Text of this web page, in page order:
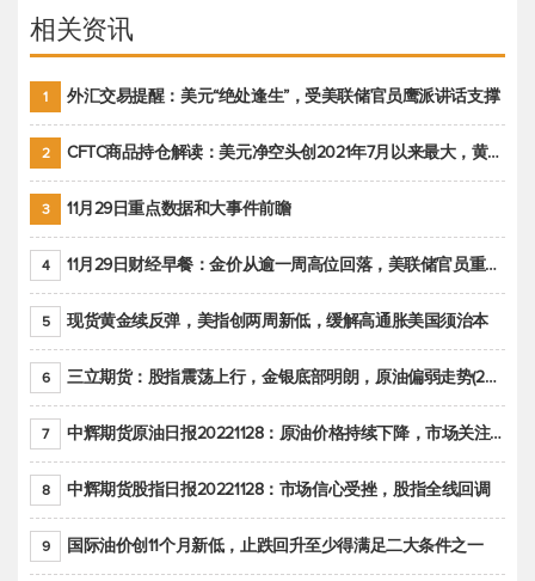
相关资讯
1 外汇交易提醒：美元“绝处逢生”，受美联储官员鹰派讲话支撑
2 CFTC商品持仓解读：美元净空头创2021年7月以来最大，黄金期货投机性净多头头寸减少
3 11月29日重点数据和大事件前瞻
4 11月29日财经早餐：金价从逾一周高位回落，美联储官员重申鹰派立场推动美元回升
5 现货黄金续反弹，美指创两周新低，缓解高通胀美国须治本
6 三立期货：股指震荡上行，金银底部明朗，原油偏弱走势(20221128收评)
7 中辉期货原油日报20221128：原油价格持续下降，市场关注OPEC+新一轮产能政策
8 中辉期货股指日报20221128：市场信心受挫，股指全线回调
9 国际油价创11个月新低，止跌回升至少得满足二大条件之一